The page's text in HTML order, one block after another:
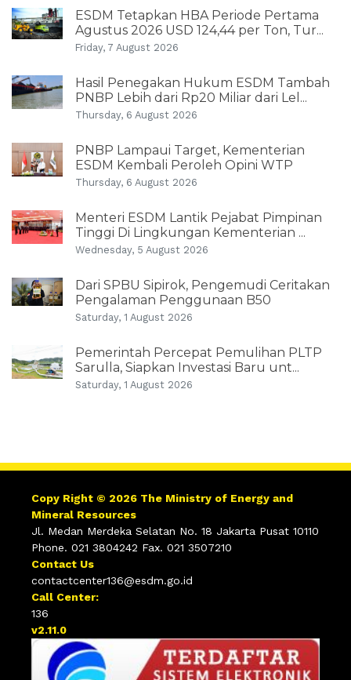
ESDM Tetapkan HBA Periode Pertama
Agustus 2026 USD 124,44 per Ton, Tur...
Friday, 7 August 2026
Hasil Penegakan Hukum ESDM Tambah
PNBP Lebih dari Rp20 Miliar dari Lel...
Thursday, 6 August 2026
PNBP Lampaui Target, Kementerian
ESDM Kembali Peroleh Opini WTP
Thursday, 6 August 2026
Menteri ESDM Lantik Pejabat Pimpinan
Tinggi Di Lingkungan Kementerian ...
Wednesday, 5 August 2026
Dari SPBU Sipirok, Pengemudi Ceritakan
Pengalaman Penggunaan B50
Saturday, 1 August 2026
Pemerintah Percepat Pemulihan PLTP
Sarulla, Siapkan Investasi Baru unt...
Saturday, 1 August 2026
Copy Right © 2026 The Ministry of Energy and
Mineral Resources
Jl. Medan Merdeka Selatan No. 18 Jakarta Pusat 10110
Phone. 021 3804242 Fax. 021 3507210
Contact Us
contactcenter136@esdm.go.id
Call Center:
136
v2.11.0